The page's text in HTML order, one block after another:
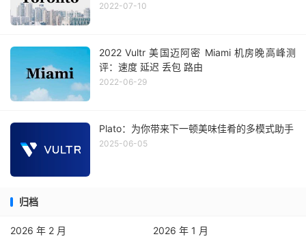
2022-07-10
2022 Vultr 美国迈阿密 Miami 机房晚高峰测
评：速度 延迟 丢包 路由
2022-06-29
Plato：为你带来下一顿美味佳肴的多模式助手
2025-06-05
归档
2026 年 2 月
2026 年 1 月